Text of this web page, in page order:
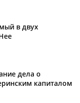
в двух
дела о
капиталом